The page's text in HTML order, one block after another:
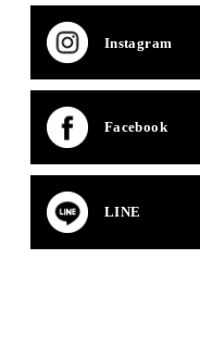
Instagram
Facebook
LINE